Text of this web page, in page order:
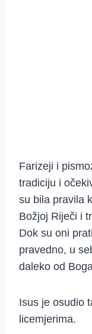
Farizeji i
tradiciju i
su bila pravila
Božjoj Riječi i
Dok su oni
pravedno, u
daleko od
Isus je osudio
licemjerima.